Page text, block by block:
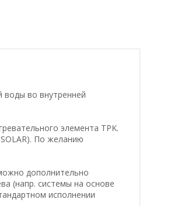
воды во внутренней
элемента TPK.
По желанию
дополнительно
(напр. системы на основе
исполнении